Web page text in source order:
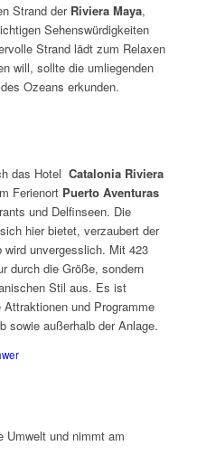
Strand der Riviera Maya,
Sehenswürdigkeiten
Strand lädt zum Relaxen
will, sollte die umliegenden
Ozeans erkunden.
das Hotel Catalonia Riviera
FerienortPuerto Aventuras
und Delfinseen. Die
hier bietet, verzaubert der
wird unvergesslich. Mit 423
durch die Größe, sondern
Stil aus. Es ist
und Programme
sowie außerhalb der Anlage.
Umwelt und nimmt am